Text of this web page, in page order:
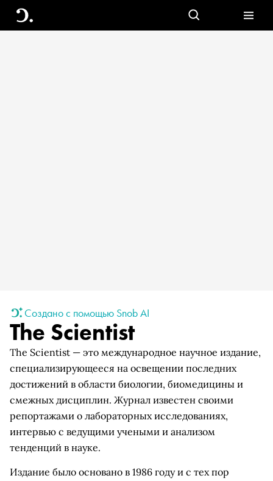
Создано с помощью Snob AI
The Scientist
The Scientist — это международное научное издание,
специализирующееся на освещении последних
достижений в области биологии, биомедицины и
смежных дисциплин. Журнал известен своими
репортажами о лабораторных исследованиях,
интервью с ведущими учеными и анализом
тенденций в науке.
Издание было основано в 1986 году и с тех пор